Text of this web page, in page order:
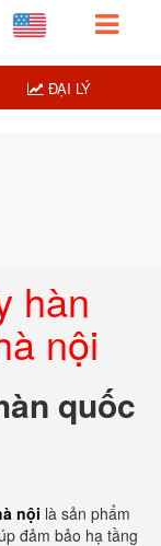
hàn
nội
quốc
nội là sản phẩm
đảm bảo hạ tầng
ĐẠI LÝ